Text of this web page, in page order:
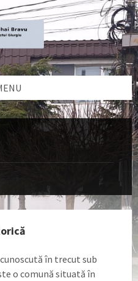
în trecut sub
o comună situată în